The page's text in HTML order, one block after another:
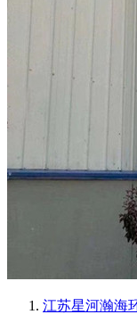
江苏星河瀚海